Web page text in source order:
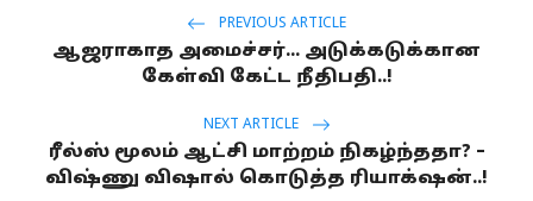
PREVIOUS ARTICLE
ஆஜராகாத அமைச்சர்... அடுக்கடுக்கான
கேள்வி கேட்ட நீதிபதி..!
NEXT ARTICLE
ரீல்ஸ் மூலம் ஆட்சி மாற்றம் நிகழ்ந்ததா? –
விஷ்ணு விஷால் கொடுத்த ரியாக்‌ஷன்..!